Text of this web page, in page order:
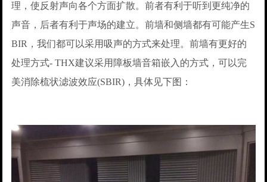
理，使反射声向各个方面扩散。前者有利于听到更纯净的
声音，后者有利于声场的建立。前墙和侧墙都有可能产生S
BIR，我们都可以采用吸声的方式来处理。前墙有更好的
处理方式- THX建议采用障板墙音箱嵌入的方式，可以完
美消除梳状滤波效应(SBIR)，具体见下图：